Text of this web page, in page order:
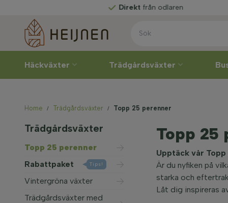
från odlaren
Häckväxter Trädgårdsväxter
Home Trädgårdsväxter Topp 25 perenner
Trädgårdsväxter
Topp 25 perenner
Rabattpaket
Tips!
Vintergröna växter
Trädgårdsväxter med
Topp 25
Upptäck vår
Är du nyfiken på
starka och
Låt dig inspireras